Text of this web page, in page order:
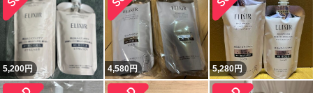
5,200円 4,580円 5,280円